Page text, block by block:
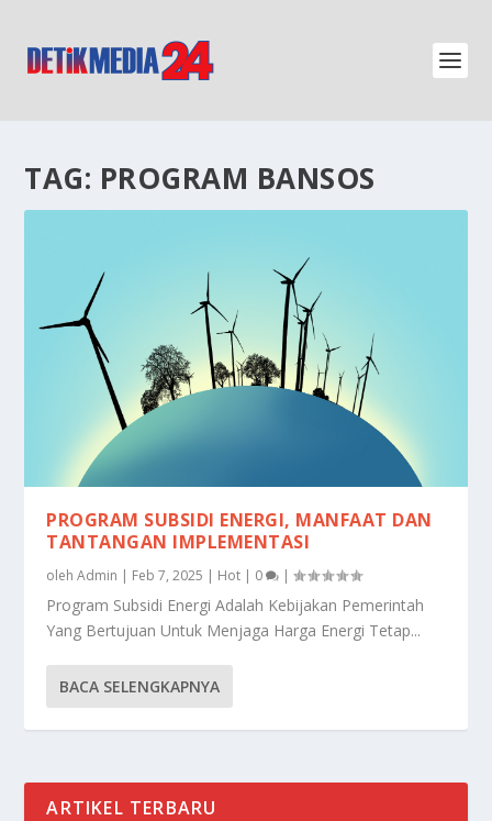
TAG: PROGRAM BANSOS
PROGRAM SUBSIDI ENERGI, MANFAAT DAN
TANTANGAN IMPLEMENTASI
olehAdmin | Feb 7, 2025 | Hot | 0 |
Program Subsidi Energi Adalah Kebijakan Pemerintah
Yang Bertujuan Untuk Menjaga Harga Energi Tetap...
BACA SELENGKAPNYA
ARTIKEL TERBARU